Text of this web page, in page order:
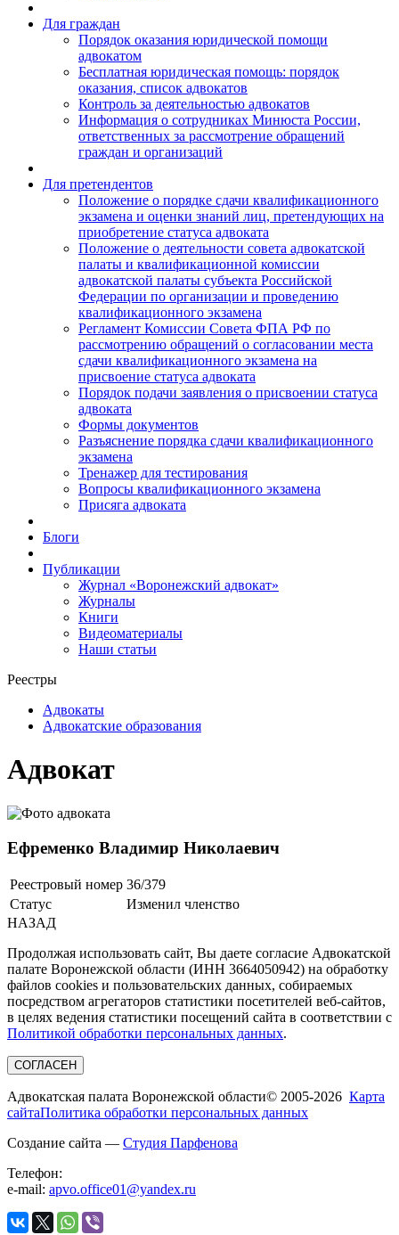
Для граждан
Порядок оказания юридической помощи
адвокатом
Бесплатная юридическая помощь: порядок
оказания, список адвокатов
Контроль за деятельностью адвокатов
Информация о сотрудниках Минюста России,
ответственных за рассмотрение обращений
граждан и организаций
Для претендентов
Положение о порядке сдачи квалификационного
экзамена и оценки знаний лиц, претендующих на
приобретение статуса адвоката
Положение о деятельности совета адвокатской
палаты и квалификационной комиссии
адвокатской палаты субъекта Российской
Федерации по организации и проведению
квалификационного экзамена
Регламент Комиссии Совета ФПА РФ по
рассмотрению обращений о согласовании места
сдачи квалификационного экзамена на
присвоение статуса адвоката
Порядок подачи заявления о присвоении статуса
адвоката
Формы документов
Разъяснение порядка сдачи квалификационного
экзамена
Тренажер для тестирования
Вопросы квалификационного экзамена
Присяга адвоката
Блоги
Публикации
Журнал «Воронежский адвокат»
Журналы
Книги
Видеоматериалы
Наши статьи
Реестры
Адвокаты
Адвокатские образования
Адвокат
Ефременко Владимир Николаевич
Реестровый номер 36/379
Статус
Изменил членство
НАЗАД
Продолжая использовать сайт, Вы даете согласие Адвокатской
палате Воронежской области (ИНН 3664050942) на обработку
файлов cookies и пользовательских данных, собираемых
посредством агрегаторов статистики посетителей веб-сайтов,
в целях ведения статистики посещений сайта в соответствии с
Политикой обработки персональных данных.
СОГЛАСЕН
Адвокатская палата Воронежской области© 2005-2026 Карта
сайтаПолитика обработки персональных данных
Создание сайта — Студия Парфенова
Телефон:
e-mail: apvo.office01@yandex.ru